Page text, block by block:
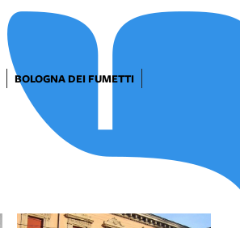
BOLOGNA DEI FUMETTI